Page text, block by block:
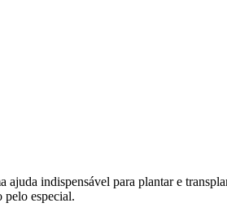
ajuda indispensável para plantar e
pelo especial.